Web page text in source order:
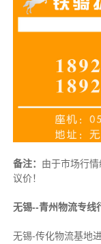
备注： 由于市场行
议价！
无锡--青州物流专线
无锡-传化物流基地